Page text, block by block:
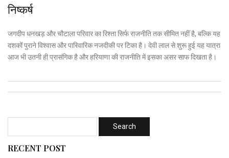
निष्कर्ष
जगदीप धनखड़ और चौटाला परिवार का रिश्ता सिर्फ राजनीति तक सीमित नहीं है, बल्कि यह
दशकों पुराने विश्वास और पारिवारिक नजदीकी पर टिका है। देवी लाल से शुरू हुई यह यात्रा
आज भी उतनी ही प्रासंगिक है और हरियाणा की राजनीति में इसका असर साफ दिखता है।
RECENT POST